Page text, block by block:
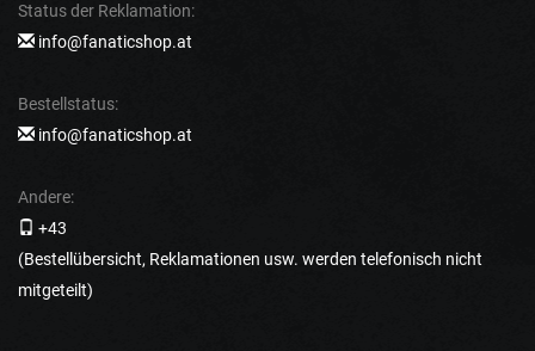
Status der Reklamation:
info@fanaticshop.at
Bestellstatus:
info@fanaticshop.at
Andere:
+43
(Bestellübersicht, Reklamationen usw. werden telefonisch nicht
mitgeteilt)